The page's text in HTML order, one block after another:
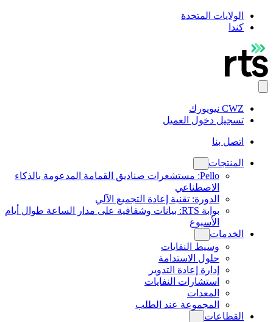
الولايات المتحدة
كندا
CWZ نيويورك
تسجيل دخول العميل
اتصل بنا
المنتجات
Pello: مستشعرات صناديق القمامة المدعومة بالذكاء
الاصطناعي
الدورة: تقنية إعادة التجميع الآلي
بوابة RTS: بيانات وشفافية على مدار الساعة طوال أيام
الأسبوع
الخدمات
وسيط النفايات
حلول الاستدامة
إدارة إعادة التدوير
استشارات النفايات
المعدات
المجموعة عند الطلب
القطاعات